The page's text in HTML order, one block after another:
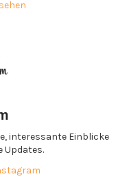
interessante Einblicke
Updates.